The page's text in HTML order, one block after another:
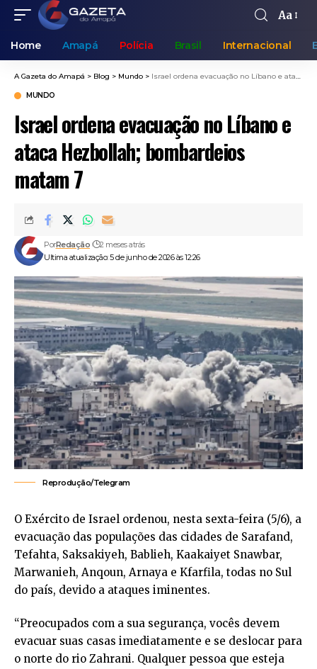
Aa
Home Amapá Polícia Brasil Internacional
A Gazeta do Amapá > Blog > Mundo > Israel ordena evacuação no Líbano e ataca Hezbollah; bombardeios matam 7
MUNDO
Israel ordena evacuação no Líbano e
ataca Hezbollah; bombardeios
matam 7
Ultima atualização: 5 de junho de 2026 às 12:26
PorRedação 2 meses atrás
Reprodução/Telegram
O Exército de Israel ordenou, nesta sexta-feira (5/6), a
evacuação das populações das cidades de Sarafand,
Tefahta, Saksakiyeh, Bablieh, Kaakaiyet Snawbar,
Marwanieh, Anqoun, Arnaya e Kfarfila, todas no Sul
do país, devido a ataques iminentes.
“Preocupados com a sua segurança, vocês devem
evacuar suas casas imediatamente e se deslocar para
o norte do rio Zahrani. Qualquer pessoa que esteja